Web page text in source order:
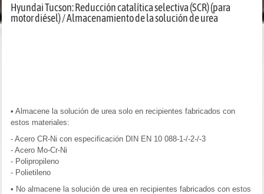
Hyundai Tucson: Reducción catalítica selectiva (SCR) (para
motor diésel) / Almacenamiento de la solución de urea
• Almacene la solución de urea solo en recipientes fabricados con
estos materiales:
- Acero CR-Ni con especificación DIN EN 10 088-1-/-2-/-3
- Acero Mo-Cr-Ni
- Polipropileno
- Polietileno
• No almacene la solución de urea en recipientes fabricados con estos